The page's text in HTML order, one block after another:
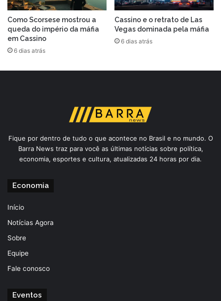
Como Scorsese mostrou a
queda do império da máfia
em Cassino
6 dias atrás
Cassino e o retrato de Las
Vegas dominada pela máfia
6 dias atrás
Fique por dentro de tudo o que acontece no Brasil e no mundo. O
Barra News traz para você as últimas notícias sobre política,
economia, esportes e cultura, atualizadas 24 horas por dia.
Economia
Início
Notícias Agora
Sobre
Equipe
Fale conosco
Eventos